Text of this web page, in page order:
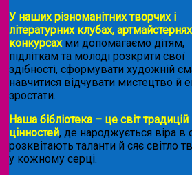
У наших різноманітних творчих і
літературних клубах,
конкурсахми допомагаємо дітям,
підліткам та молоді розкрити свої
здібності, сформувати художній
навчитися відчувати мистецтво й
зростати.
Наша бібліотека – це світ традицій
цінностей, де народжується віра в
розквітають таланти й сяє світло
у кожному серці.